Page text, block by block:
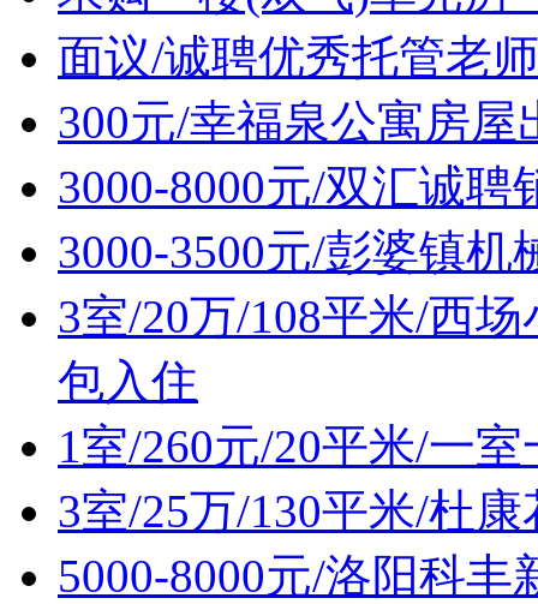
面议/诚聘优秀托管老师
300元/幸福泉公寓房屋
3000-8000元/双汇诚聘
3000-3500元/彭婆镇
3室/20万/108平米/西
包入住
1室/260元/20平米/一
3室/25万/130平米/杜
5000-8000元/洛阳科